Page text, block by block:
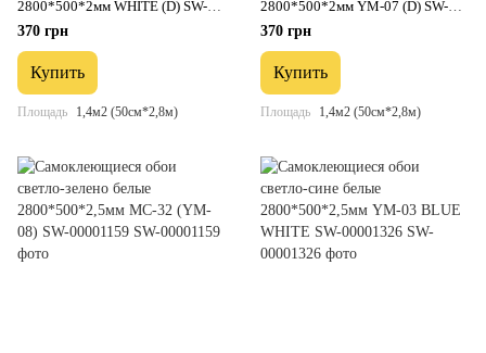
2800*500*2мм WHITE (D) SW-
00002022
370 грн
Купить
Площадь 1,4м2 (50см*2,8м)
2800*500*2мм YM-07 (D) SW-
00001158
370 грн
Купить
Площадь 1,4м2 (50см*2,8м)